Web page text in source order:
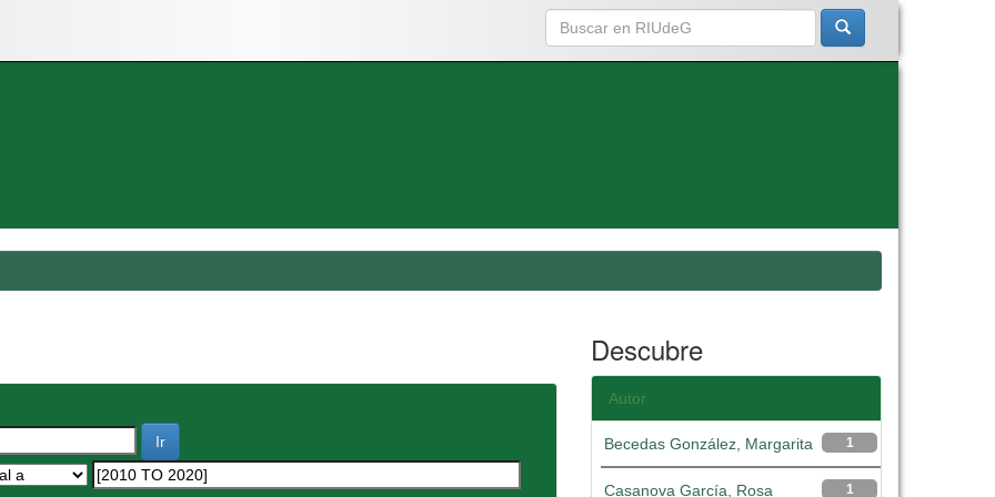
Descubre
Autor
1
Becedas González, Margarita
1
Casanova García, Rosa